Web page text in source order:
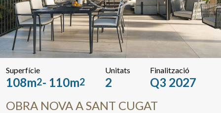
Superfície
108m2- 110m2
Unitats
2
Finalització
Q3 2027
OBRA NOVA A SANT CUGAT